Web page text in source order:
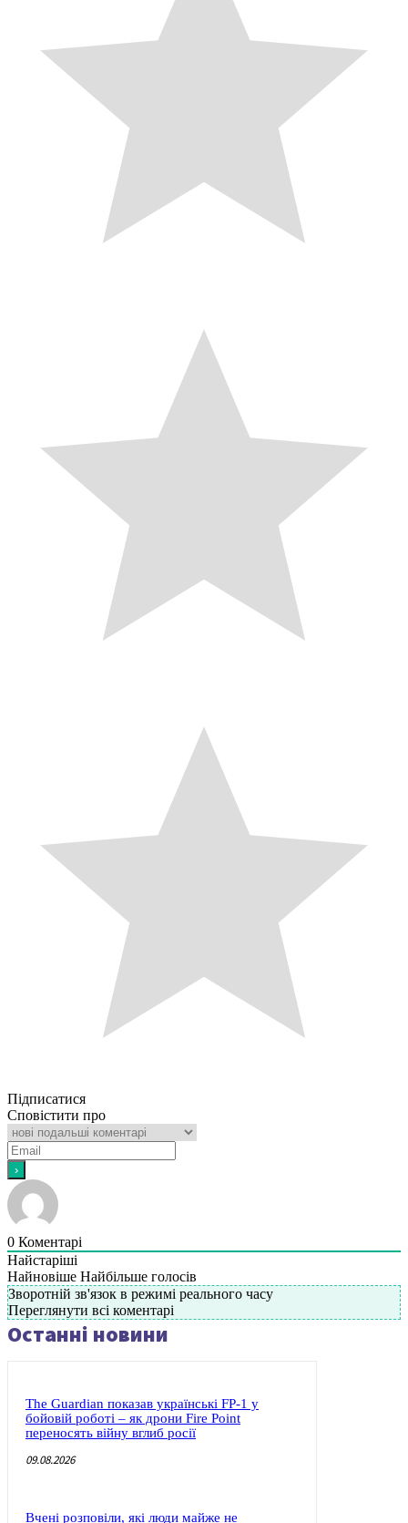
Підписатися
Сповістити про
0 Коментарі
Найстаріші
Найновіше Найбільше голосів
Зворотній зв'язок в режимі реального часу
Переглянути всі коментарі
Останні новини
The Guardian показав українські FP-1 у
бойовій роботі – як дрони Fire Point
переносять війну вглиб росії
09.08.2026
Вчені розповіли, які люди майже не